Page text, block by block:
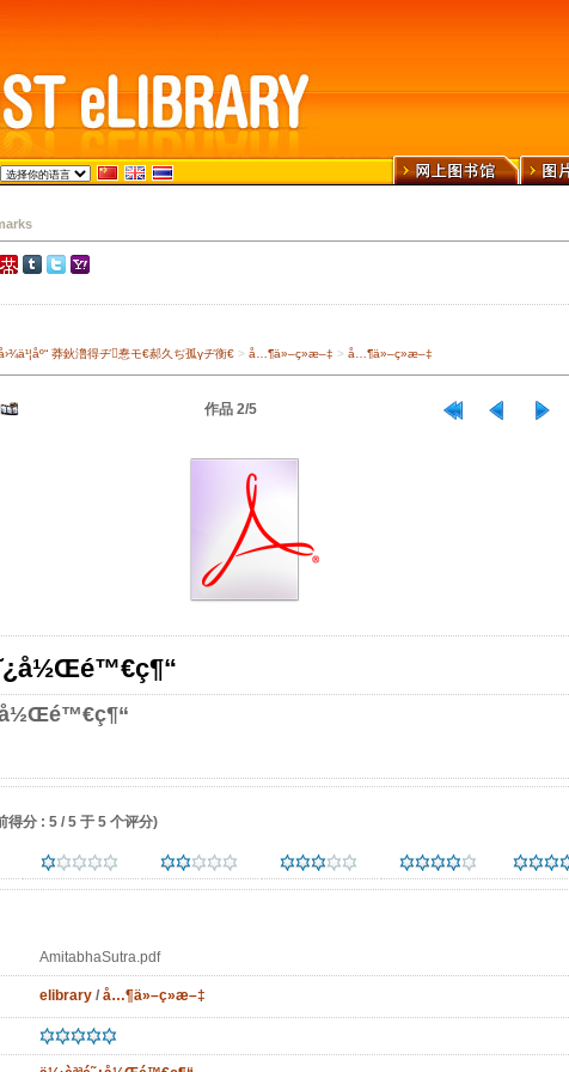
莽鈥澛得ヂ惷モ€郝久ぢ孤γヂ衡€> å…¶ä»–ç»æ–‡ > å…¶ä»–ç»æ–‡
作品 2/5
得分 : 5 / 5 于 5 个评分)
AmitabhaSutra.pdf
elibrary/ å…¶ä»–ç»æ–‡